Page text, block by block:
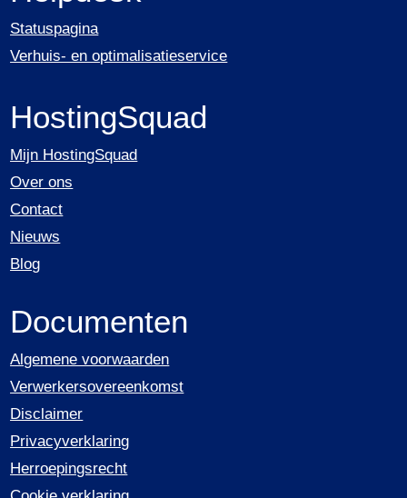
Statuspagina
Verhuis- en optimalisatieservice
HostingSquad
Mijn HostingSquad
Over ons
Contact
Nieuws
Blog
Documenten
Algemene voorwaarden
Verwerkersovereenkomst
Disclaimer
Privacyverklaring
Herroepingsrecht